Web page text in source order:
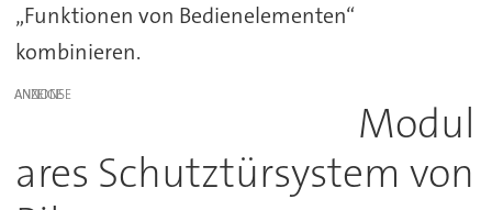
„Funktionen von Bedienelementen“
kombinieren.
ANZEIGE
Modul
ares Schutztürsystem von